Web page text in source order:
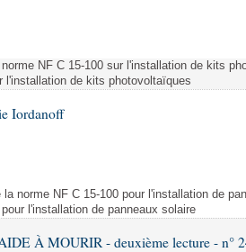
NF C 15-100 sur l'installation de kits
l'installation de kits photovoltaïques
Iordanoff
norme NF C 15-100 pour l'installation de
l'installation de panneaux solaire
À MOURIR - deuxième lecture - n°